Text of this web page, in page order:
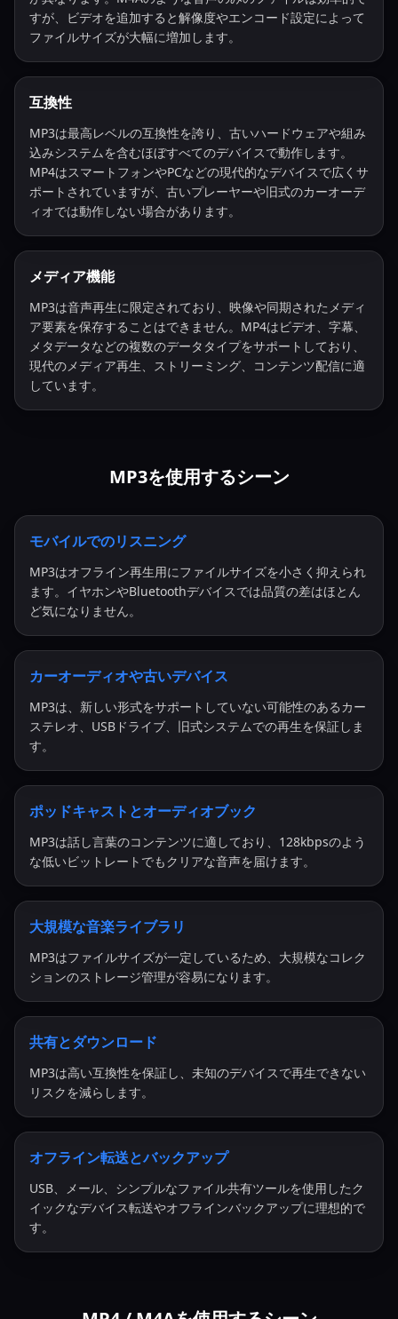
すが、ビデオを追加すると解像度やエンコード設定によって
ファイルサイズが大幅に増加します。
互換性
MP3は最高レベルの互換性を誇り、古いハードウェアや組み
込みシステムを含むほぼすべてのデバイスで動作します。
MP4はスマートフォンやPCなどの現代的なデバイスで広くサ
ポートされていますが、古いプレーヤーや旧式のカーオーデ
ィオでは動作しない場合があります。
メディア機能
MP3は音声再生に限定されており、映像や同期されたメディ
ア要素を保存することはできません。MP4はビデオ、字幕、
メタデータなどの複数のデータタイプをサポートしており、
現代のメディア再生、ストリーミング、コンテンツ配信に適
しています。
MP3を使用するシーン
モバイルでのリスニング
MP3はオフライン再生用にファイルサイズを小さく抑えられ
ます。イヤホンやBluetoothデバイスでは品質の差はほとん
ど気になりません。
カーオーディオや古いデバイス
MP3は、新しい形式をサポートしていない可能性のあるカー
ステレオ、USBドライブ、旧式システムでの再生を保証しま
す。
ポッドキャストとオーディオブック
MP3は話し言葉のコンテンツに適しており、128kbpsのよう
な低いビットレートでもクリアな音声を届けます。
大規模な音楽ライブラリ
MP3はファイルサイズが一定しているため、大規模なコレク
ションのストレージ管理が容易になります。
共有とダウンロード
MP3は高い互換性を保証し、未知のデバイスで再生できない
リスクを減らします。
オフライン転送とバックアップ
USB、メール、シンプルなファイル共有ツールを使用したク
イックなデバイス転送やオフラインバックアップに理想的で
す。